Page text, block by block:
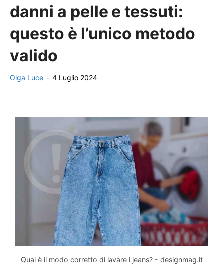
danni a pelle e tessuti:
questo è l’unico metodo
valido
Olga Luce - 4 Luglio 2024
Qual è il modo corretto di lavare i jeans? - designmag.it